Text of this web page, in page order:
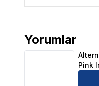
Yorumlar
Alternanthera
Pink